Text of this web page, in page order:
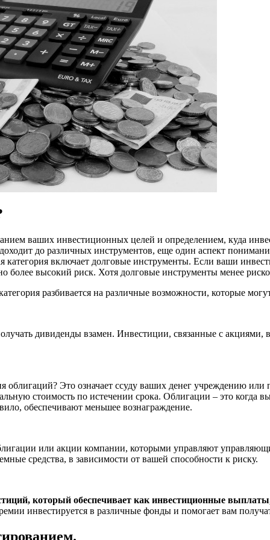
ваших инвестиционных целей и определением, куда
до различных инструментов, еще один аспект
категория включает долговые инструменты. Если ваши
более высокий риск. Хотя долговые инструменты менее
разбивается на различные возможности, которые
дивиденды взамен. Инвестиции, связанные с
облигаций? Это означает ссуду ваших денег учреждению
стоимость по истечении срока. Облигации – это когда
обеспечивают меньшее вознаграждение.
или акции компании, которыми управляют
средства, в зависимости от вашей способности к риску.
который обеспечивает как инвестиционные
инвестируется в различные фонды и помогает вам